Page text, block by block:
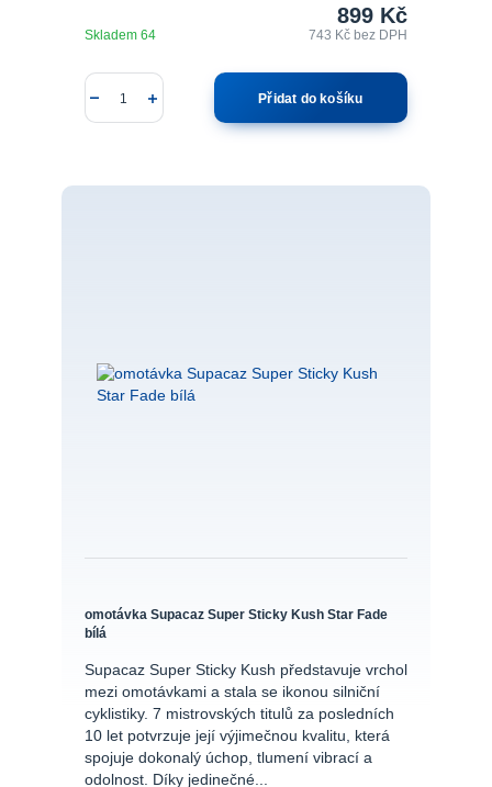
899 Kč
743 Kčbez DPH
Skladem 64
Přidat do košíku
omotávka Supacaz Super Sticky Kush Star Fade
bílá
Supacaz Super Sticky Kush představuje vrchol
mezi omotávkami a stala se ikonou silniční
cyklistiky. 7 mistrovských titulů za posledních
10 let potvrzuje její výjimečnou kvalitu, která
spojuje dokonalý úchop, tlumení vibrací a
odolnost. Díky jedinečné...